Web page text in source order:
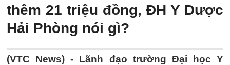
thêm 21 triệu đồng, ĐH Y Dược
Hải Phòng nói gì?
(VTC News) - Lãnh đạo trường Đại học Y